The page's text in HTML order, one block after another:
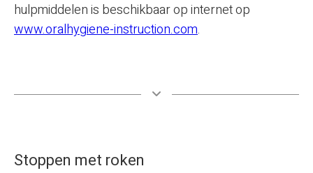
hulpmiddelen is beschikbaar op internet op
www.oralhygiene-instruction.com.
Stoppen met roken